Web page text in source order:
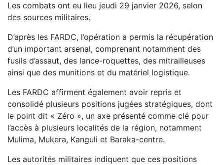
Les combats ont eu lieu jeudi 29 janvier 2026, selon
des sources militaires.
D’après les FARDC, l’opération a permis la récupération
d’un important arsenal, comprenant notamment des
fusils d’assaut, des lance-roquettes, des mitrailleuses
ainsi que des munitions et du matériel logistique.
Les FARDC affirment également avoir repris et
consolidé plusieurs positions jugées stratégiques, dont
le point dit « Zéro », un axe présenté comme clé pour
l’accès à plusieurs localités de la région, notamment
Mulima, Mukera, Kanguli et Baraka-centre.
Les autorités militaires indiquent que ces positions